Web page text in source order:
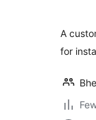
A
for